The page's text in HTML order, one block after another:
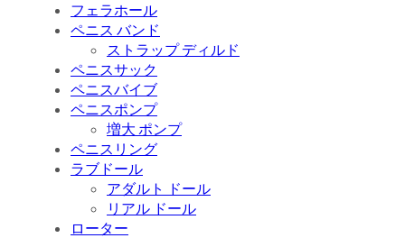
フェラホール
ペニス バンド
ストラップ ディルド
ペニスサック
ペニスバイブ
ペニスポンプ
増大 ポンプ
ペニスリング
ラブドール
アダルト ドール
リアル ドール
ローター